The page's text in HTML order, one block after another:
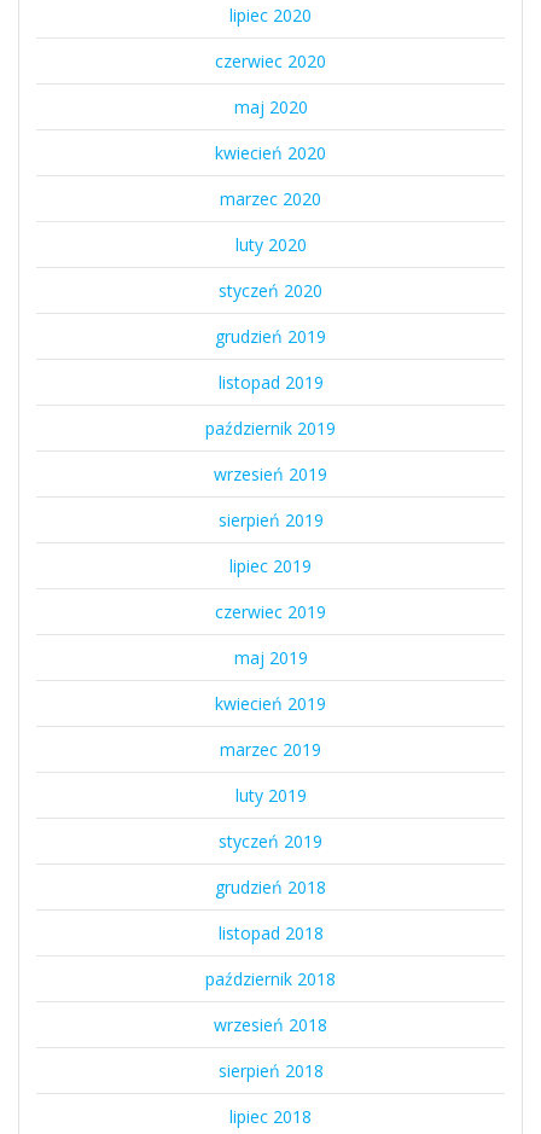
lipiec 2020
czerwiec 2020
maj 2020
kwiecień 2020
marzec 2020
luty 2020
styczeń 2020
grudzień 2019
listopad 2019
październik 2019
wrzesień 2019
sierpień 2019
lipiec 2019
czerwiec 2019
maj 2019
kwiecień 2019
marzec 2019
luty 2019
styczeń 2019
grudzień 2018
listopad 2018
październik 2018
wrzesień 2018
sierpień 2018
lipiec 2018